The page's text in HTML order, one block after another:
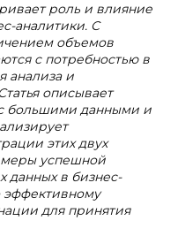
роль и влияние
аналитики. С
объемов
с потребностью в
анализа и
описывает
большими данными и
этих двух
успешной
данных в бизнес-
эффективному
для принятия